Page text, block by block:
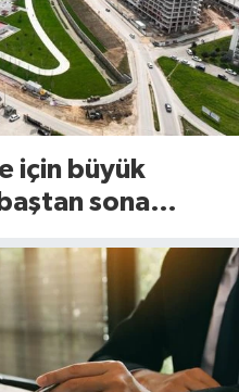
için büyük
sona